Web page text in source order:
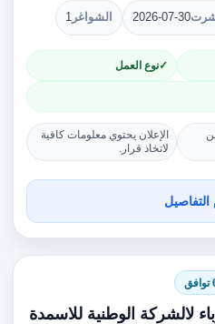
2026-07-30 الشواغر 1
نوع العمل
الإعلان يحتوي معلومات كافية
لاتخاذ قرار.
لالشركة الوطنية للاسمدة